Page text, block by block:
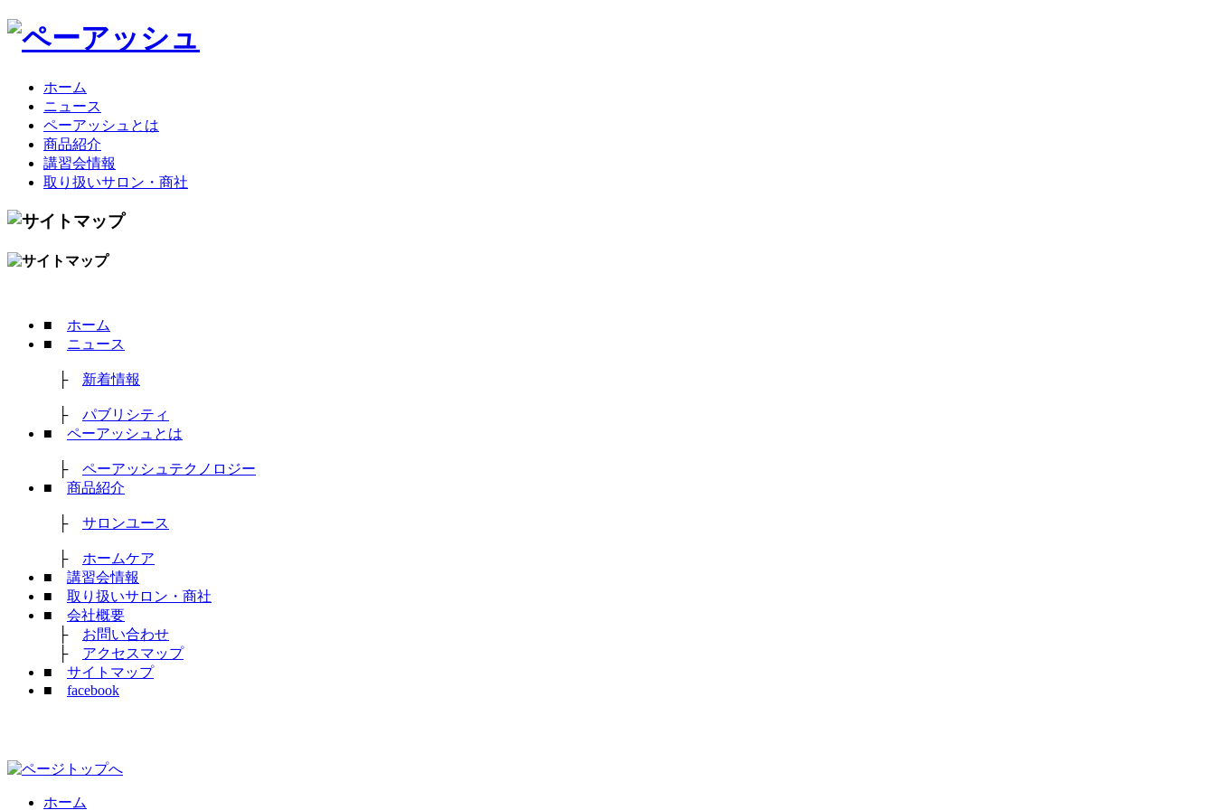
ホーム
ニュース
ペーアッシュとは
商品紹介
講習会情報
取り扱いサロン・商社
■ ホーム
■ ニュース
├ 新着情報
├ パブリシティ
■ ペーアッシュとは
├ ペーアッシュテクノロジー
■ 商品紹介
├ サロンユース
├ ホームケア
■ 講習会情報
■ 取り扱いサロン・商社
■ 会社概要
├ お問い合わせ
├ アクセスマップ
■ サイトマップ
■ facebook
ホーム